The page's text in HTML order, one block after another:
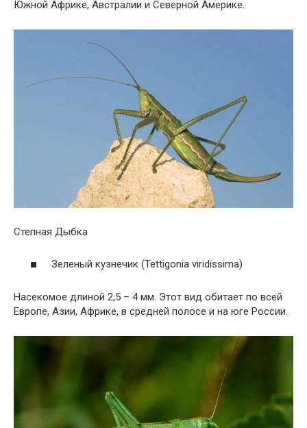
Южной Африке, Австралии и Северной Америке.
Степная Дыбка
Зеленый кузнечик (Tettigonia viridissima)
Насекомое длиной 2,5 – 4 мм. Этот вид обитает по всей
Европе, Азии, Африке, в средней полосе и на юге России.